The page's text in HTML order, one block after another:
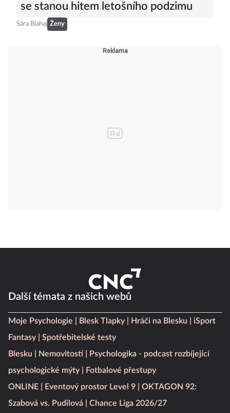
se stanou hitem letošního podzimu
Sára Blahaj Ženy
Další témata z našich webů
Moje Psychologie Blesk Tlapky Hráči na Blesku
iSport
Fantasy
Spotřebitelské testy
Blesku
Nemovitosti
Psychologika - podcast rozbíjející
psychologické mýty
Fotbalové přestupy
ONLINE
Eventový prostor Level 9
OKTAGON 92:
Szabová vs. Pudilová
Chance Liga 2026/27